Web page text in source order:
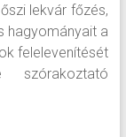
lekvár főzés,
hagyományait a
felelevenítését
szórakoztató